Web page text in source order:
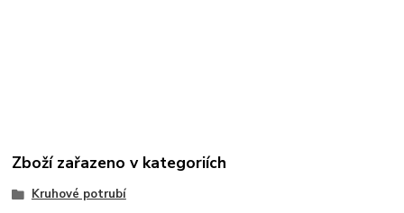
Zboží zařazeno v kategoriích
Kruhové potrubí